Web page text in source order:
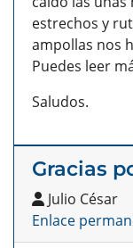
estrechos y
ampollas nos
Puedes leer
Saludos.
Gracias
Julio César
Enlace